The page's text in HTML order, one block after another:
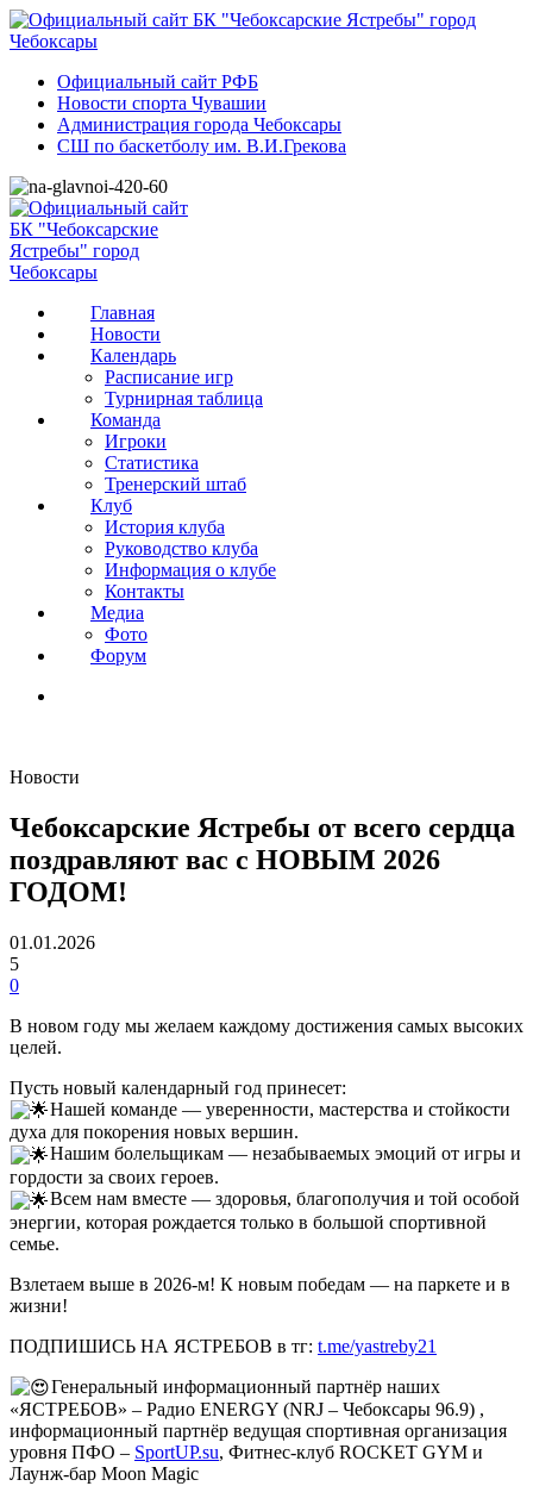
Официальный сайт РФБ
Новости спорта Чувашии
Администрация города Чебоксары
СШ по баскетболу им. В.И.Грекова
Главная
Новости
Календарь
Расписание игр
Турнирная таблица
Команда
Игроки
Статистика
Тренерский штаб
Клуб
История клуба
Руководство клуба
Информация о клубе
Контакты
Медиа
Фото
Форум
Новости
Чебоксарские Ястребы от всего сердца
поздравляют вас с НОВЫМ 2026
ГОДОМ!
01.01.2026
5
0
В новом году мы желаем каждому достижения самых высоких
целей.
Пусть новый календарный год принесет:
Нашей команде — уверенности, мастерства и стойкости
духа для покорения новых вершин.
Нашим болельщикам — незабываемых эмоций от игры и
гордости за своих героев.
Всем нам вместе — здоровья, благополучия и той особой
энергии, которая рождается только в большой спортивной
семье.
Взлетаем выше в 2026-м! К новым победам — на паркете и в
жизни!
ПОДПИШИСЬ НА ЯСТРЕБОВ в тг: t.me/yastreby21
Генеральный информационный партнёр наших
«ЯСТРЕБОВ» – Радио ENERGY (NRJ – Чебоксары 96.9) ,
информационный партнёр ведущая спортивная организация
уровня ПФО – SportUP.su, Фитнес-клуб ROCKET GYM и
Лаунж-бар Moon Magic